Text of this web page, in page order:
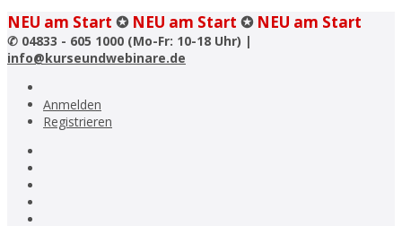
NEU am Start ✪ NEU am Start ✪ NEU am Start
✆ 04833 - 605 1000 (Mo-Fr: 10-18 Uhr) |
info@kurseundwebinare.de
Anmelden
Registrieren